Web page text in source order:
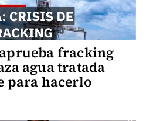
fracking
agua tratada
para hacerlo